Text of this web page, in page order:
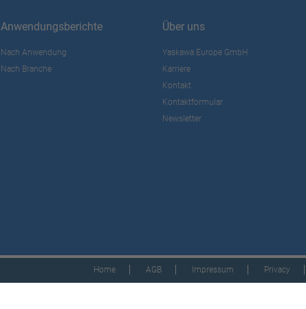
Anwendungsberichte
Nach Anwendung
Nach Branche
Über uns
Yaskawa Europe GmbH
Karriere
Kontakt
Kontaktformular
Newsletter
Home AGB Impressum Privacy